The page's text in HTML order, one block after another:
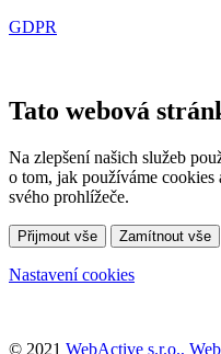
GDPR
Tato webová
Na zlepšení našich služeb
o tom, jak používáme cookies
svého prohlížeče.
Přijmout vše Zamítnout vše
Nastavení cookies
© 2021 WebActive s.r.o.,